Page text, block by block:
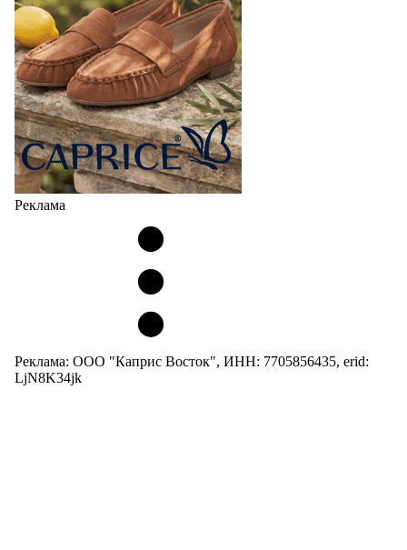
Реклама
Реклама: ООО "Каприс Восток", ИНН: 7705856435, erid:
LjN8K34jk